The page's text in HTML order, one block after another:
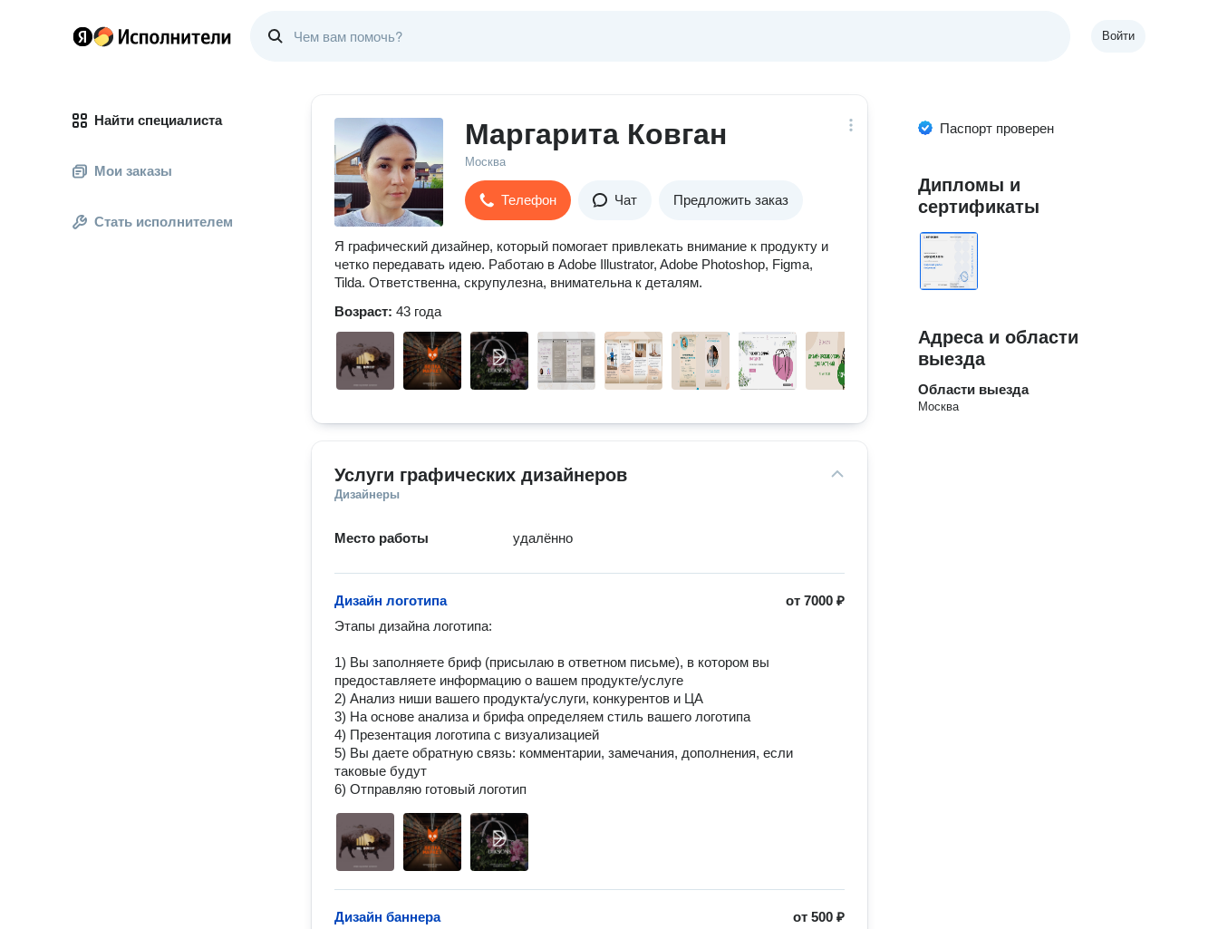
Войти
Найти специалиста
Мои заказы
Стать исполнителем
Маргарита Ковган
Москва
Телефон Чат Предложить заказ
Я графический дизайнер, который помогает привлекать внимание к продукту и
четко передавать идею. Работаю в Adobe Illustrator, Adobe Photoshop, Figma,
Tilda. Ответственна, скрупулезна, внимательна к деталям.
Возраст: 43 года
Услуги графических дизайнеров
Дизайнеры
Место работы удалённо
от7000 ₽
Дизайн логотипа
Этaпы дизайна логотипа:
1) Bы заполняете бриф (присылаю в ответном письме), в котором вы
предоставляете информацию о вашем продукте/услуге
2) Анализ ниши вашего продукта/услуги, конкурентов и ЦА
3) На основе анализа и брифа определяем стиль вашего логотипа
4) Презентация логотипа с визуализацией
5) Вы даете обратную связь: комментарии, замечания, дополнения, если
таковые будут
6) Отправляю готовый логотип
от500 ₽
Дизайн баннера
Паспорт проверен
Дипломы и
сертификаты
Адреса и области
выезда
Области выезда
Москва